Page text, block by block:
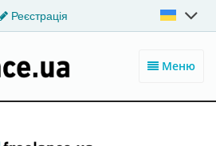
Реєстрація
Меню